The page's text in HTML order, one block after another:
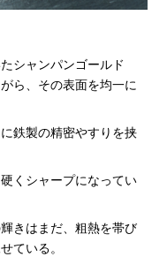
シャンパンゴールド
ら、その表面を均一に
鉄製の精密やすりを挟
くシャープになってい
きはまだ、粗熱を帯び
ている。